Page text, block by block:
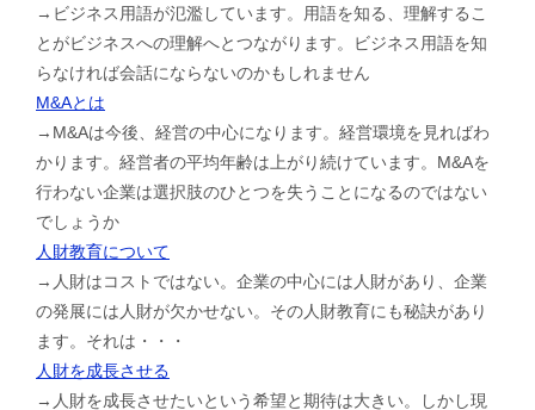
→ビジネス用語が氾濫しています。用語を知る、理解するこ
とがビジネスへの理解へとつながります。ビジネス用語を知
らなければ会話にならないのかもしれません
M&Aとは
→M&Aは今後、経営の中心になります。経営環境を見ればわ
かります。経営者の平均年齢は上がり続けています。M&Aを
行わない企業は選択肢のひとつを失うことになるのではない
でしょうか
人財教育について
→人財はコストではない。企業の中心には人財があり、企業
の発展には人財が欠かせない。その人財教育にも秘訣があり
ます。それは・・・
人財を成長させる
→人財を成長させたいという希望と期待は大きい。しかし現